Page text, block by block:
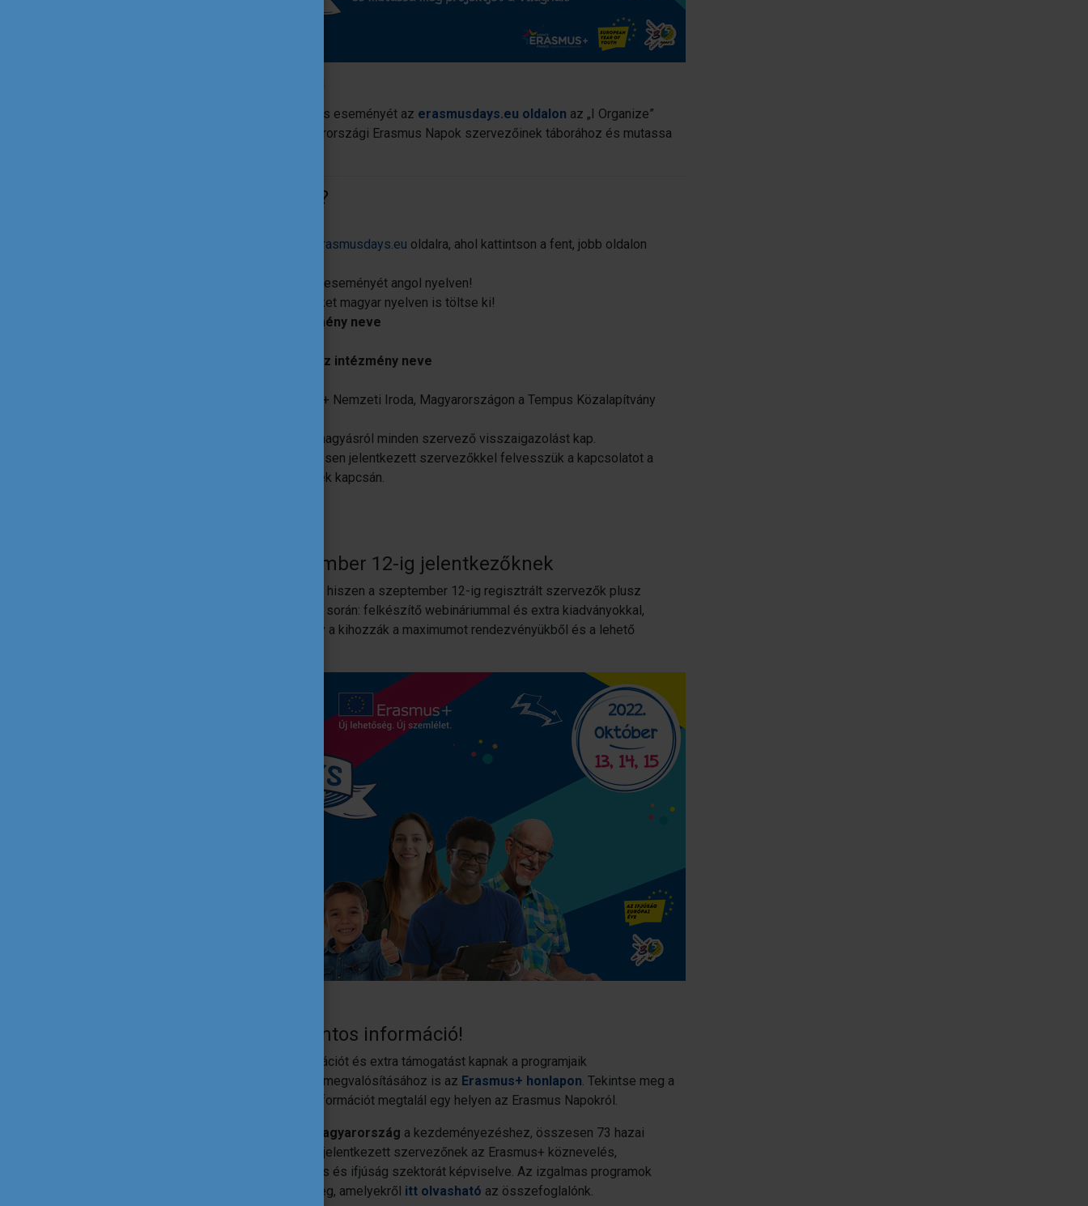
Ha van egy jó ötlete, már regisztrálhatja is eseményét az erasmusdays.eu oldalon az „I Organize”
gombra kattintva. Csatlakozzon a magyarországi Erasmus Napok szervezőinek táborához és mutassa
Hogyan lehet jelentkezni?
www.erasmusdays.eu oldalra, ahol kattintson a fent, jobb oldalon
Kövesse az űrlapot és töltse fel eseményét angol nyelven!
Arra kérjük, hogy az alábbi mezőket magyar nyelven is töltse ki!
- Name of the event / Az esemény neve
- Name of the Organization / Az intézmény neve
Minden jelentkezést az Erasmus+ Nemzeti Iroda, Magyarországon a Tempus Közalapítvány
A sikeres jelentkezésről és jóváhagyásról minden szervező visszaigazolást kap.
A regisztrációt követően a sikeresen jelentkezett szervezőkkel felvesszük a kapcsolatot a
további tudnivalók és lehetőségek kapcsán.
Plusz támogatás a szeptember 12-ig jelentkezőknek
Regisztrálja eseményét minél hamarabb, hiszen a szeptember 12-ig regisztrált szervezők plusz
támogatásban részesülnek a szervezés során: felkészítő webináriummal és extra kiadványokkal,
promóciós tárgyakkal segítjük őket, hogy a kihozzák a maximumot rendezvényükből és a lehető
sra minden fontos információ!
Az eseményt szervezők tippeket, inspirációt és extra támogatást kapnak a programjaik
népszerűsítéséhez, szervezéséhez és megvalósításához is az Erasmus+ honlapon. Tekintse meg a
, ahol minden információt megtalál egy helyen az Erasmus Napokról.
77 eseménnyel csatlakozott Magyarország a kezdeményezéshez, összesen 73 hazai
intézmény és szervezet projektcsapata jelentkezett szervezőnek az Erasmus+ köznevelés,
szakképzés, felnőtt tanulás, felsőoktatás és ifjúság szektorát képviselve. Az izgalmas programok
országszerte 33 városban valósultak meg, amelyekről itt olvasható az összefoglalónk.